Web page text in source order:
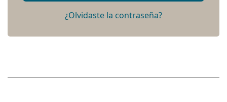
¿Olvidaste la contraseña?